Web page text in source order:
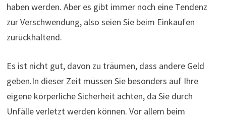
haben werden. Aber es gibt immer noch eine Tendenz
zur Verschwendung, also seien Sie beim Einkaufen
zurückhaltend.
Es ist nicht gut, davon zu träumen, dass andere Geld
geben.In dieser Zeit müssen Sie besonders auf Ihre
eigene körperliche Sicherheit achten, da Sie durch
Unfälle verletzt werden können. Vor allem beim